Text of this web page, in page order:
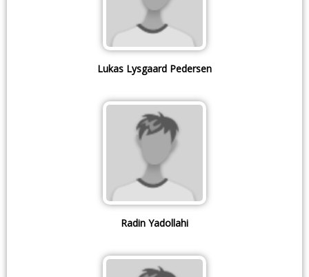
Lukas Lysgaard Pedersen
Radin Yadollahi